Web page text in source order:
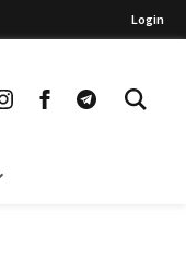
Login